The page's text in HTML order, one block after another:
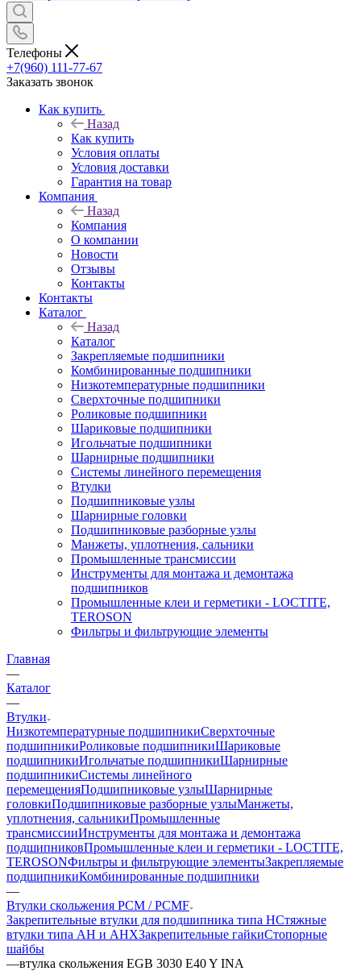
Телефоны
+7(960) 111-77-67
Заказать звонок
Как купить
Назад
Как купить
Условия оплаты
Условия доставки
Гарантия на товар
Компания
Назад
Компания
О компании
Новости
Отзывы
Контакты
Контакты
Каталог
Назад
Каталог
Закрепляемые подшипники
Комбинированные подшипники
Низкотемпературные подшипники
Сверхточные подшипники
Роликовые подшипники
Шариковые подшипники
Игольчатые подшипники
Шарнирные подшипники
Системы линейного перемещения
Втулки
Подшипниковые узлы
Шарнирные головки
Подшипниковые разборные узлы
Манжеты, уплотнения, сальники
Промышленные трансмиссии
Инструменты для монтажа и демонтажа
подшипников
Промышленные клеи и герметики - LOCTITE,
TEROSON
Фильтры и фильтрующие элементы
Главная
—
Каталог
—
Втулки
Низкотемпературные подшипникиСверхточные
подшипникиРоликовые подшипникиШариковые
подшипникиИгольчатые подшипникиШарнирные
подшипникиСистемы линейного
перемещенияПодшипниковые узлыШарнирные
головкиПодшипниковые разборные узлыМанжеты,
уплотнения, сальникиПромышленные
трансмиссииИнструменты для монтажа и демонтажа
подшипниковПромышленные клеи и герметики - LOCTITE,
TEROSONФильтры и фильтрующие элементыЗакрепляемые
подшипникиКомбинированные подшипники
—
Втулки скольжения PCM / PCMF
Закрепительные втулки для подшипника типа HСтяжные
втулки типа AH и AHXЗакрепительные гайкиСтопорные
шайбы
—втулка скольжения EGB 3030 E40 Y INA